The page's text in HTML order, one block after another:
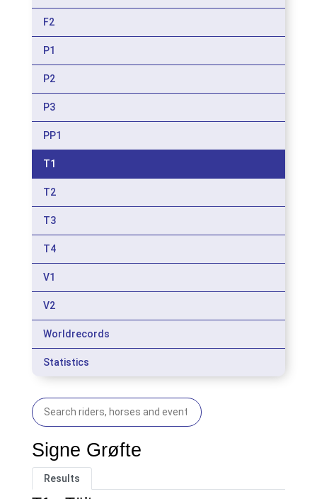
F2
P1
P2
P3
PP1
T1
T2
T3
T4
V1
V2
Worldrecords
Statistics
Signe Grøfte
Results